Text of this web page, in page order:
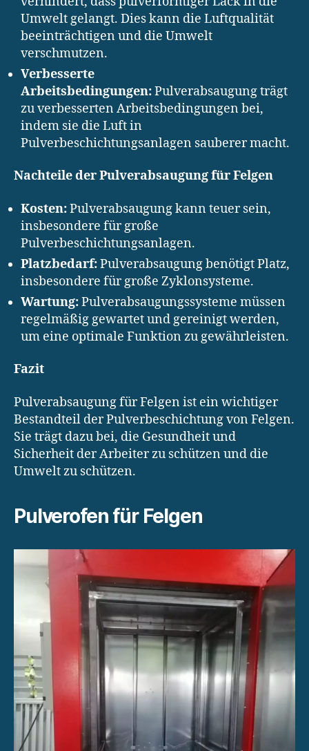
Umwelt gelangt. Dies kann die Luftqualität
beeinträchtigen und die Umwelt
verschmutzen.
Verbesserte
Arbeitsbedingungen:Pulverabsaugung trägt
zu verbesserten Arbeitsbedingungen bei,
indem sie die Luft in
Pulverbeschichtungsanlagen sauberer macht.
Nachteile der Pulverabsaugung für Felgen
Kosten:Pulverabsaugung kann teuer sein,
insbesondere für große
Pulverbeschichtungsanlagen.
Platzbedarf:Pulverabsaugung benötigt Platz,
insbesondere für große Zyklonsysteme.
Wartung:Pulverabsaugungssysteme müssen
regelmäßig gewartet und gereinigt werden,
um eine optimale Funktion zu gewährleisten.
Fazit
Pulverabsaugung für Felgen ist ein wichtiger
Bestandteil der Pulverbeschichtung von Felgen.
Sie trägt dazu bei, die Gesundheit und
Sicherheit der Arbeiter zu schützen und die
Umwelt zu schützen.
Pulverofen für Felgen